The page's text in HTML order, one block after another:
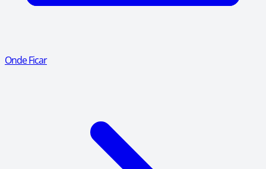
Onde Ficar